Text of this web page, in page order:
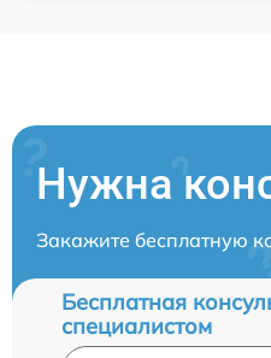
Нужна
Закажите бесплатную
Бесплатная
специалистом